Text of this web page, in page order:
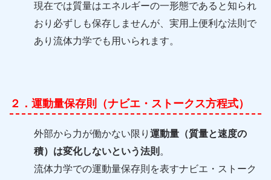
現在では質量はエネルギーの一形態であると知られ
おり必ずしも保存しませんが、実用上便利な法則で
あり流体力学でも用いられます。
２．運動量保存則（ナビエ・ストークス方程式）
外部から力が働かない限り 運動量（質量と速度の
積）は変化しないという法則 。
流体力学での運動量保存則を表すナビエ・ストーク